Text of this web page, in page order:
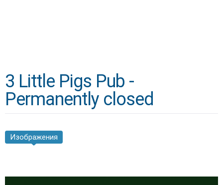
3 Little Pigs Pub -
Permanently closed
Изображения